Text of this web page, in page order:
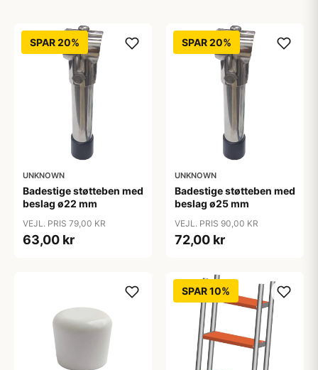
SPAR 20%
UNKNOWN
Badestige støtteben med
beslag ø22 mm
VEJL. PRIS 79,00 KR
63,00 kr
SPAR 20%
UNKNOWN
Badestige støtteben med
beslag ø25 mm
VEJL. PRIS 90,00 KR
72,00 kr
SPAR 10%